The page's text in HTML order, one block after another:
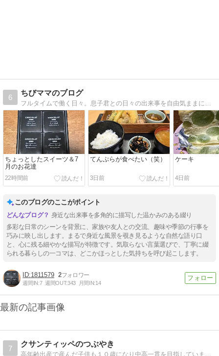
6
ちびママのブログ
フルタイムで働く日々。息子君との日々の出来事を自由気ままに綴ってます(#^.^#)
ちょっとしたスイーツ＆7
月のお花達
22時間前
てんぷらが食べたい（笑）
3日前
ケーキ
4日前
このブログのここがポイント
身近な出来事を多角的に描写した温かみのある綴り
多彩な日常のシーンを背景に、家族や友人との交流、趣味や季節の行事を
巧みに映し出します。まるで身近な風景を覗き見るような自然な語り口
と、心に残る細やかな描写が特徴です。気取らない言葉選びで、丁寧に綴
られる暮らしの一コマは、どこかほっとした気持ちを呼び起こします。
1811579 2
週間IN:7 週間OUT:343 月間IN:14
最新の記事画像
7
クサンティッペのつぶやき